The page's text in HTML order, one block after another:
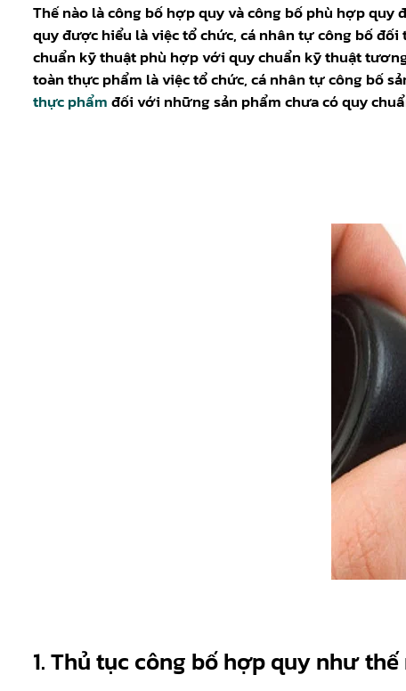
Thế nào là công bố hợp quy và công bố phù hợp quy
quy được hiểu là việc tổ chức, cá nhân tự công bố
chuẩn kỹ thuật phù hợp với quy chuẩn kỹ thuật
toàn thực phẩm là việc tổ chức, cá nhân tự công bố
thực phẩmđối với những sản phẩm chưa có quy
1. Thủ tục công bố hợp quy như thế